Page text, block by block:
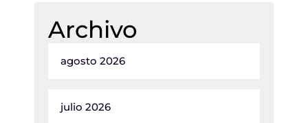
Archivo
agosto 2026
julio 2026